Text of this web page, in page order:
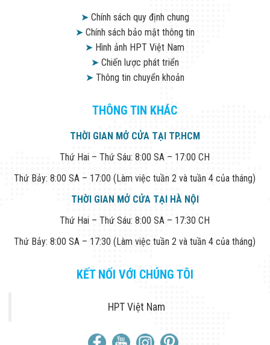
of CVI/TVI/AHD/CVBS
by one BNC port
Consumption
on)
Environment
Temperature
-40°C to +60°C (-40°F
to +140°F);
condensation)
-40°C to +60°C (-40°F
➤Chính sách quy định chung
➤Chính sách bảo mật thông tin
➤ Hình ảnh HPT Việt Nam
➤Chiến lược phát triển
➤Thông tin chuyển khoản
THÔNG TIN KHÁC
THỜI GIAN MỞ CỬA TẠI TP.HCM
Thứ Hai – Thứ Sáu: 8:00 SA – 17:00 CH
Thứ Bảy: 8:00 SA – 17:00 (Làm việc tuần 2 và tuần 4 của tháng)
THỜI GIAN MỞ CỬA TẠI HÀ NỘI
Thứ Hai – Thứ Sáu: 8:00 SA – 17:30 CH
Thứ Bảy: 8:00 SA – 17:30 (Làm việc tuần 2 và tuần 4 của tháng)
KẾT NỐI VỚI CHÚNG TÔI
HPT Việt Nam